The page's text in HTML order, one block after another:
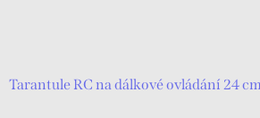
Tarantule RC na dálkové ovládání 24